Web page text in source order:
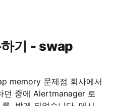
후에 아래와 같은
기 - swap
제점 회사에서
중에 Alertmanager 로